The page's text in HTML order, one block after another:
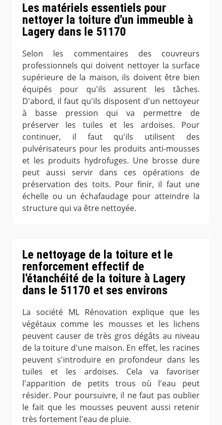
Les matériels essentiels pour
nettoyer la toiture d'un immeuble à
Lagery dans le 51170
Selon les commentaires des couvreurs
professionnels qui doivent nettoyer la surface
supérieure de la maison, ils doivent être bien
équipés pour qu'ils assurent les tâches.
D'abord, il faut qu'ils disposent d'un nettoyeur
à basse pression qui va permettre de
préserver les tuiles et les ardoises. Pour
continuer, il faut qu'ils utilisent des
pulvérisateurs pour les produits anti-mousses
et les produits hydrofuges. Une brosse dure
peut aussi servir dans ces opérations de
préservation des toits. Pour finir, il faut une
échelle ou un échafaudage pour atteindre la
structure qui va être nettoyée.
Le nettoyage de la toiture et le
renforcement effectif de
l'étanchéité de la toiture à Lagery
dans le 51170 et ses environs
La société ML Rénovation explique que les
végétaux comme les mousses et les lichens
peuvent causer de très gros dégâts au niveau
de la toiture d'une maison. En effet, les racines
peuvent s'introduire en profondeur dans les
tuiles et les ardoises. Cela va favoriser
l'apparition de petits trous où l'eau peut
résider. Pour poursuivre, il ne faut pas oublier
le fait que les mousses peuvent aussi retenir
très fortement l'eau de pluie.